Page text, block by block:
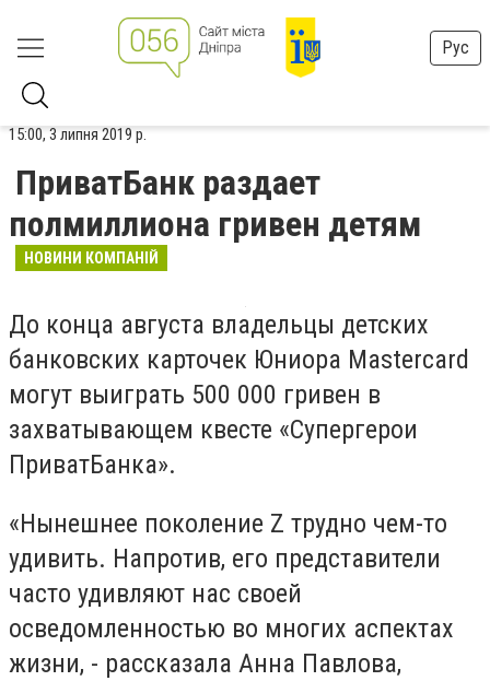
Рус
15:00, 3 липня 2019 р.
ПриватБанк раздает
полмиллиона гривен детям
НОВИНИ КОМПАНІЙ
До конца августа владельцы детских
банковских карточек Юниора Mastercard
могут выиграть 500 000 гривен в
захватывающем квесте «Супергерои
ПриватБанка».
«Нынешнее поколение Z трудно чем-то
удивить. Напротив, его представители
часто удивляют нас своей
осведомленностью во многих аспектах
жизни, - рассказала Анна Павлова,